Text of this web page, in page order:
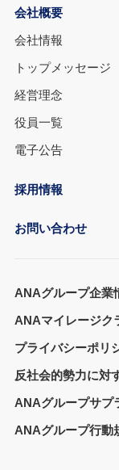
会社概要
会社情報
トップメッセージ
経営理念
役員一覧
電子公告
採用情報
お問い合わせ
ANAグループ企業
ANAマイレージク
プライバシーポリ
反社会的勢力に対
ANAグループサプ
ANAグループ行動